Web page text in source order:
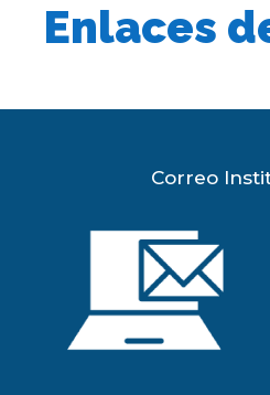
Enlaces
Correo